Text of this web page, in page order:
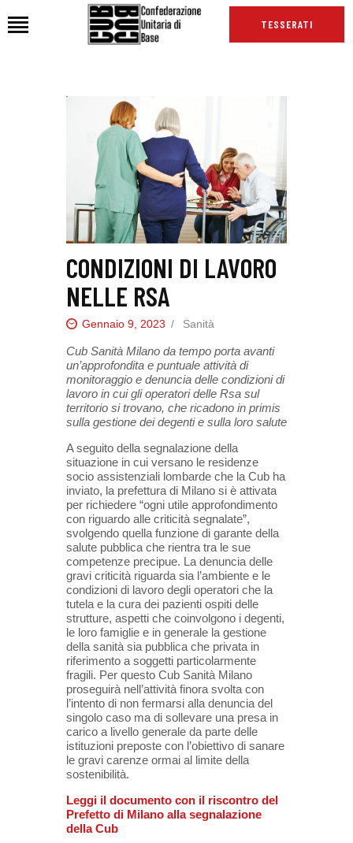
TESSERATI
CHI SIAMO
NEWS
PODCAST CUB
TG CUB
INTERNAZIONALE
RASSEGNA STAMPA
CONDIZIONI DI LAVORO
NELLE RSA
Gennaio 9, 2023 Sanità
Cub Sanità Milano da tempo porta avanti
un’approfondita e puntuale attività di
monitoraggio e denuncia delle condizioni di
lavoro in cui gli operatori delle Rsa sul
territorio si trovano, che ricadono in primis
sulla gestione dei degenti e sulla loro salute
A seguito della segnalazione della
situazione in cui versano le residenze
socio assistenziali lombarde che la Cub ha
inviato, la prefettura di Milano si è attivata
per richiedere “ogni utile approfondimento
con riguardo alle criticità segnalate”,
svolgendo quella funzione di garante della
salute pubblica che rientra tra le sue
competenze precipue. La denuncia delle
gravi criticità riguarda sia l’ambiente e le
condizioni di lavoro degli operatori che la
tutela e la cura dei pazienti ospiti delle
strutture, aspetti che coinvolgono i degenti,
le loro famiglie e in generale la gestione
della sanità sia pubblica che privata in
riferimento a soggetti particolarmente
fragili. Per questo Cub Sanità Milano
proseguirà nell’attività finora svolta con
l’intento di non fermarsi alla denuncia del
singolo caso ma di sollevare una presa in
carico a livello generale da parte delle
istituzioni preposte con l’obiettivo di sanare
le gravi carenze ormai al limite della
sostenibilità.
Leggi il documento con il riscontro del
Prefetto di Milano alla segnalazione
della Cub